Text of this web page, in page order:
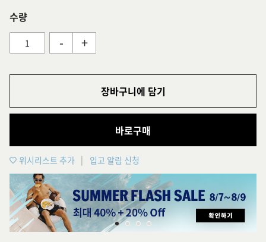
수량
- +
장바구니에 담기
바로구매
위시리스트 추가 입고 알림 신청